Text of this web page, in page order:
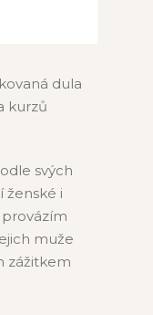
dula
kurzů
svých
ženské i
muže
zážitkem